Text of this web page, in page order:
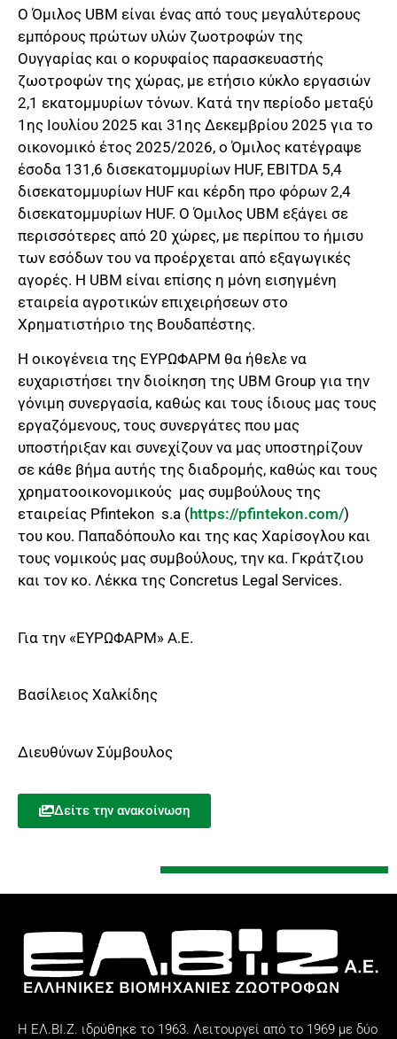
Ο Όμιλος UBM είναι ένας από τους μεγαλύτερους
εμπόρους πρώτων υλών ζωοτροφών της
Ουγγαρίας και ο κορυφαίος παρασκευαστής
ζωοτροφών της χώρας, με ετήσιο κύκλο εργασιών
2,1 εκατομμυρίων τόνων. Κατά την περίοδο μεταξύ
1ης Ιουλίου 2025 και 31ης Δεκεμβρίου 2025 για το
οικονομικό έτος 2025/2026, ο Όμιλος κατέγραψε
έσοδα 131,6 δισεκατομμυρίων HUF, EBITDA 5,4
δισεκατομμυρίων HUF και κέρδη προ φόρων 2,4
δισεκατομμυρίων HUF. Ο Όμιλος UBM εξάγει σε
περισσότερες από 20 χώρες, με περίπου το ήμισυ
των εσόδων του να προέρχεται από εξαγωγικές
αγορές. Η UBM είναι επίσης η μόνη εισηγμένη
εταιρεία αγροτικών επιχειρήσεων στο
Χρηματιστήριο της Βουδαπέστης.
Η οικογένεια της ΕΥΡΩΦΑΡΜ θα ήθελε να
ευχαριστήσει την διοίκηση της UBM Group για την
γόνιμη συνεργασία, καθώς και τους ίδιους μας τους
εργαζόμενους, τους συνεργάτες που μας
υποστήριξαν και συνεχίζουν να μας υποστηρίζουν
σε κάθε βήμα αυτής της διαδρομής, καθώς και τους
χρηματοοικονομικούς μας συμβούλους της
εταιρείας Pfintekon s.a (https://pfintekon.com/)
του κου. Παπαδόπουλο και της κας Χαρίσογλου και
τους νομικούς μας συμβούλους, την κα. Γκράτζιου
και τον κο. Λέκκα της Concretus Legal Services.
Για την «ΕΥΡΩΦΑΡΜ» Α.Ε.
Βασίλειος Χαλκίδης
Διευθύνων Σύμβουλος
Δείτε την ανακοίνωση
Η ΕΛ.ΒΙ.Ζ. ιδρύθηκε το 1963. Λειτουργεί από το 1969 με δύο